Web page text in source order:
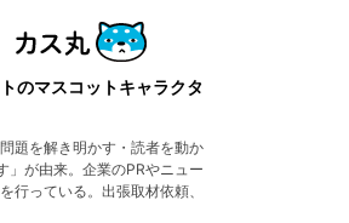
のマスコットキャラクタ
題を解き明かす・読者を動か
」が由来。企業のPRやニュー
行っている。出張取材依頼、